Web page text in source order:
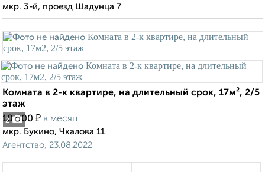
мкр. 3-й, проезд Шадунца 7
2
Комната в 2-к квартире, на длительный срок, 17м², 2/5
этаж
10 000 ₽ в месяц
мкр. Букино, Чкалова 11
Агентство, 23.08.2022